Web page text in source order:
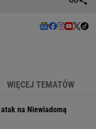
WIĘCEJ TEMATÓW
na Niewiadomą